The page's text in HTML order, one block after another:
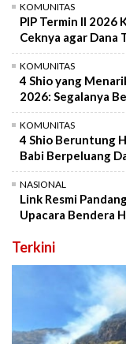
KOMUNITAS
PIP Termin II 2026
Ceknya agar Dana
KOMUNITAS
4 Shio yang
2026: Segalanya
KOMUNITAS
4 Shio Beruntung
Babi Berpeluang
NASIONAL
Link Resmi
Upacara Bendera
Terkini